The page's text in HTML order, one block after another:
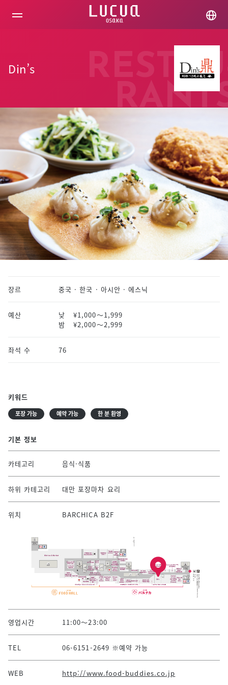
Din’s
장르 중국 · 한국 · 아시안 · 에스닉
예산 낮
¥1,000〜1,999
밤
¥2,000〜2,999
좌석 수 76
키워드
포장 가능 예약 가능 한 분 환영
기본 정보
카테고리 음식·식품
하위 카테고리 대만 포장마차 요리
위치 BARCHICA B2F
영업시간 11:00～23:00
TEL 06-6151-2649 ※예약 가능
WEB http://www.food-buddies.co.jp